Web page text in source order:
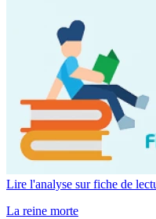
Lire l'analyse sur fiche de
La reine morte